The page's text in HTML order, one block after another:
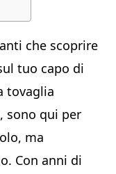
che scoprire
tuo capo di
tovaglia
sono qui per
ma
Con anni di